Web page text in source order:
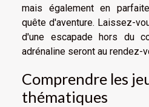
mais également en
quête d'aventure. Laissez-
d'une escapade hors du
adrénaline seront au rendez-
Comprendre les
thématiques